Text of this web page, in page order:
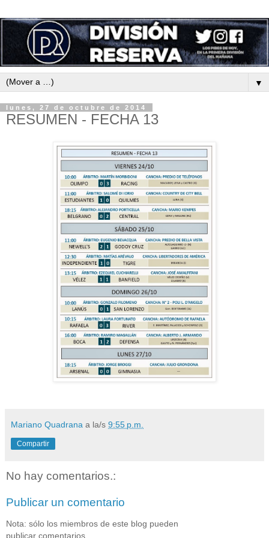
▼
lunes, 27 de octubre de 2014
RESUMEN - FECHA 13
Mariano Quadrana a la/s 9:55 p.m.
Compartir
No hay comentarios.:
Publicar un comentario
Nota: sólo los miembros de este blog pueden
publicar comentarios.